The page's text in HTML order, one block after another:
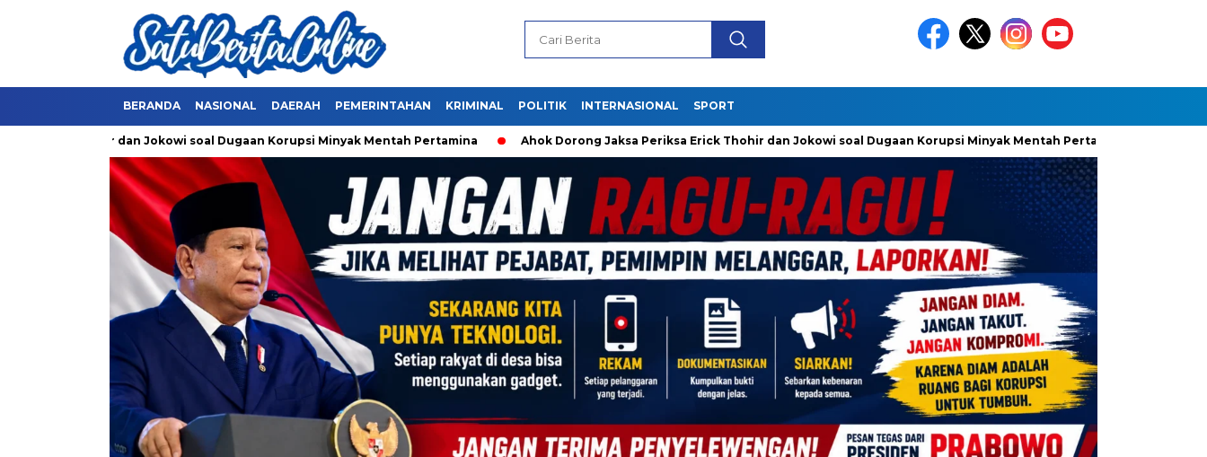
BERANDA NASIONAL DAERAH PEMERINTAHAN KRIMINAL POLITIK INTERNASIONAL SPORT
dan Jokowi soal Dugaan Korupsi Minyak Mentah Pertamina Ahok Dorong Jaksa Periksa Erick Thohir dan Jokowi soal Dugaan Korupsi Minyak Mentah Pertamina